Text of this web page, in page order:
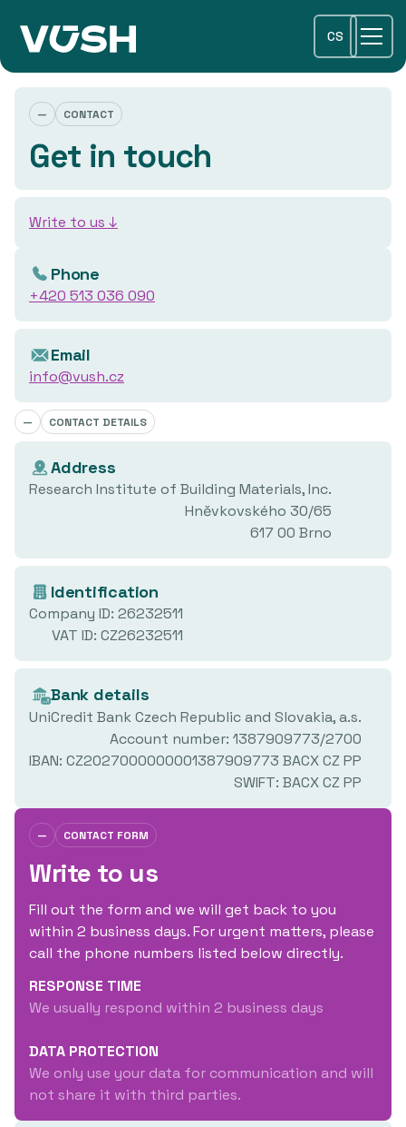
CS
— CONTACT
Get in touch
Write to us ↓
Phone
+420 513 036 090
Email
info@vush.cz
— CONTACT DETAILS
Address
Research Institute of Building Materials, Inc.
Hněvkovského 30/65
617 00 Brno
Identification
Company ID: 26232511
VAT ID: CZ26232511
Bank details
UniCredit Bank Czech Republic and Slovakia, a.s.
Account number: 1387909773/2700
IBAN: CZ2027000000001387909773 BACX CZ PP
SWIFT: BACX CZ PP
How to get
Public
Transport:
No. 40, 48, 64,
67, 74 –
"Hněvkovského"
stop
Car:Visitor
— CONTACT FORM
Write to us
Fill out the form and we will get back to you
within 2 business days. For urgent matters, please
call the phone numbers listed below directly.
RESPONSE TIME
We usually respond within 2 business days
DATA PROTECTION
We only use your data for communication and will
not share it with third parties.